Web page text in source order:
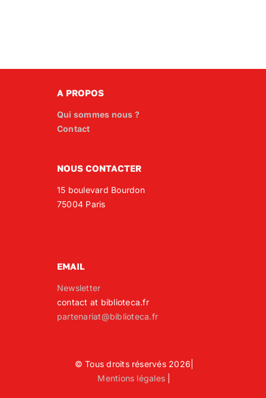
A PROPOS
Qui sommes nous ?
Contact
NOUS CONTACTER
15 boulevard Bourdon
75004 Paris
EMAIL
Newsletter
contact at biblioteca.fr
partenariat@biblioteca.fr
© Tous droits réservés 2026|
Mentions légales